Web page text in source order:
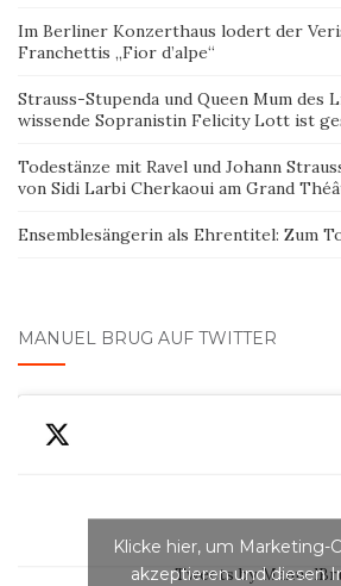
Im Berliner Konzerthaus lodert der
Franchettis „Fior d’alpe“
Strauss-Stupenda und Queen Mum des
wissende Sopranistin Felicity Lott ist
Todestänze mit Ravel und Johann
von Sidi Larbi Cherkaoui am Grand
Ensemblesängerin als Ehrentitel: Zum
MANUEL BRUG AUF TWITTER
Tweets by
Klicke hier, um Marketing-
akzeptieren und diesen